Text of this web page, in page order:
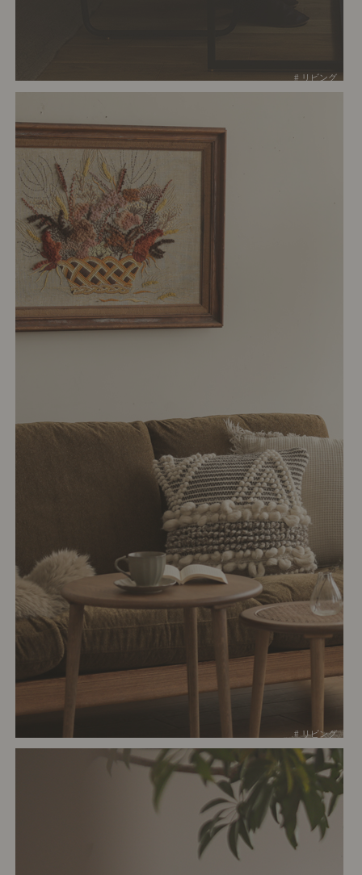
# リビング
# リビング